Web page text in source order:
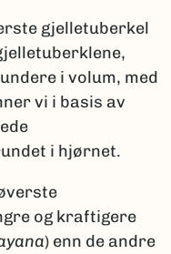
gjelletuberkel
i volum, med
vi i basis av
i hjørnet.
og kraftigere
) enn de andre